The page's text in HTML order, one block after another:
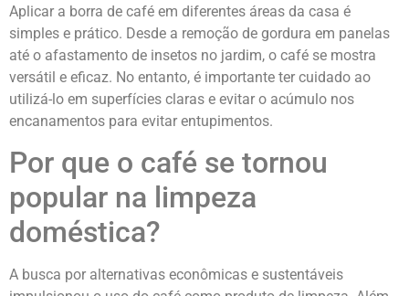
Aplicar a borra de café em diferentes áreas da casa é
simples e prático. Desde a remoção de gordura em panelas
até o afastamento de insetos no jardim, o café se mostra
versátil e eficaz. No entanto, é importante ter cuidado ao
utilizá-lo em superfícies claras e evitar o acúmulo nos
encanamentos para evitar entupimentos.
Por que o café se tornou
popular na limpeza
doméstica?
A busca por alternativas econômicas e sustentáveis